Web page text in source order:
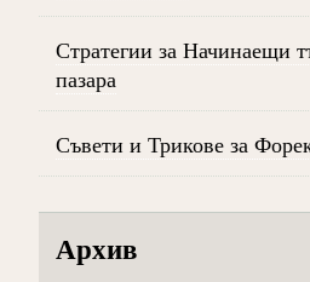
Стратегии за Начинаещи
пазара
Съвети и Трикове за
Архив